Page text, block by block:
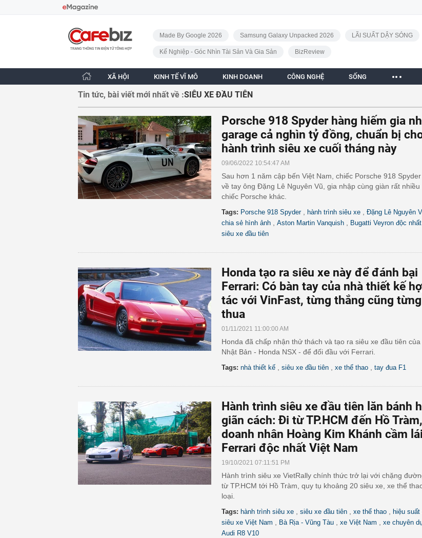
CafeBiz - Trang chủ
Made By Google 2026
Samsung Galaxy Unpacked 2026 LÃI SUẤT DẬY SÓNG
Kế Nghiệp - Góc Nhìn Tài Sản Và Gia Sản BizReview
XÃ HỘI KINH TẾ VĨ MÔ KINH DOANH CÔNG NGHỆ SỐNG
Tin tức, bài viết mới nhất về :SIÊU XE ĐẦU TIÊN
Porsche 918 Spyder hàng hiếm gia
garage cả nghìn tỷ đồng, chuẩn bị
hành trình siêu xe cuối tháng này
09/06/2022 10:54:47 AM
Sau hơn 1 năm cập bến Việt Nam, chiếc Porsche 918 Spyder
về tay ông Đặng Lê Nguyên Vũ, gia nhập cùng giàn rất nhiều
chiếc Porsche khác.
Tags: Porsche 918 Spyder, hành trình siêu xe Đặng Lê Nguyên
chia sẻ hình ảnh Aston Martin Vanquish Bugatti Veyron độc nhất
siêu xe đầu tiên
Honda tạo ra siêu xe này để đánh bại
Ferrari: Có bàn tay của nhà thiết kế
tác với VinFast, từng thắng cũng từng
thua
01/11/2021 11:00:00 AM
Honda đã chấp nhận thử thách và tạo ra siêu xe đầu tiên của
Nhật Bản - Honda NSX - để đối đầu với Ferrari.
Tags: nhà thiết kế siêu xe đầu tiên xe thể thao tay đua F1
Hành trình siêu xe đầu tiên lăn bánh
giãn cách: Đi từ TP.HCM đến Hồ Tràm,
doanh nhân Hoàng Kim Khánh cầm lái
Ferrari độc nhất Việt Nam
19/10/2021 07:11:51 PM
Hành trình siêu xe VietRally chính thức trở lại với chặng
từ TP.HCM tới Hồ Tràm, quy tụ khoảng 20 siêu xe, xe thể
loại.
Tags: hành trình siêu xe siêu xe đầu tiên xe thể thao hiệu suất
siêu xe Việt Nam Bà Rịa - Vũng Tàu xe Việt Nam xe chuyên
Audi R8 V10